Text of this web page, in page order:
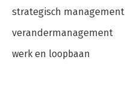
strategisch management
verandermanagement
werk en loopbaan